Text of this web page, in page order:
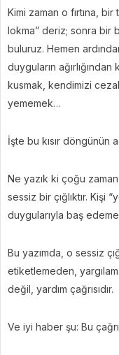
Kimi zaman o fırtına,
lokma” deriz; sonra bir
buluruz. Hemen
duyguların
kusmak, kendimizi
yememek…
İşte bu kısır döngünün
Ne yazık ki çoğu
sessiz bir çığlıktır. Kişi
duygularıyla baş
Bu yazımda, o sessiz
etiketlemeden,
değil, yardım çağrısıdır.
Ve iyi haber şu: Bu